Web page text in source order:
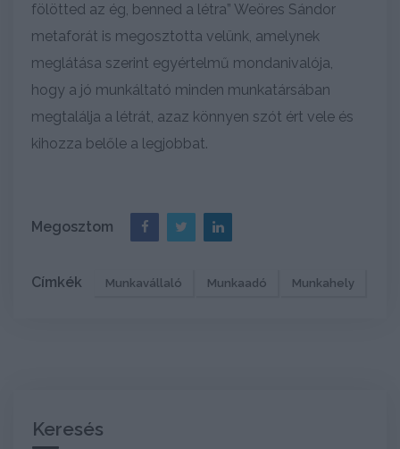
fölötted az ég, benned a létra” Weöres Sándor
metaforát is megosztotta velünk, amelynek
meglátása szerint egyértelmű mondanivalója,
hogy a jó munkáltató minden munkatársában
megtalálja a létrát, azaz könnyen szót ért vele és
kihozza belőle a legjobbat.
Megosztom
Címkék Munkavállaló Munkaadó Munkahely
Keresés